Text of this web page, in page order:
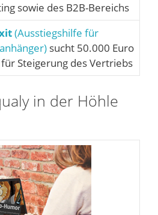
sowie des B2B-Bereichs
(Ausstiegshilfe für
sucht 50.000 Euro
Steigerung des Vertriebs
in der Höhle